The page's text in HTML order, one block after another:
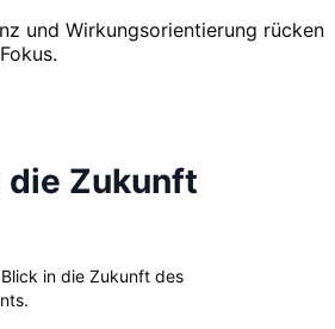
und Wirkungsorientierung rücken
die Zukunft
in die Zukunft des